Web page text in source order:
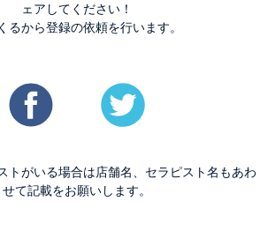
ェアしてください！
るから登録の依頼を行います。
トがいる場合は店舗名、セラピスト名もあわ
せて記載をお願いします。